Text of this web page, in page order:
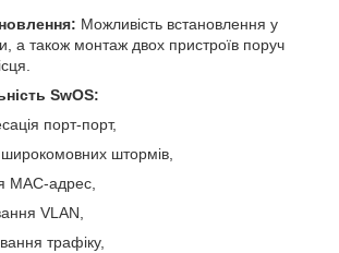
Можливість встановлення у
а також монтаж двох пристроїв поруч
SwOS:
порт-порт,
штормів,
MAC-адрес,
VLAN,
трафіку,